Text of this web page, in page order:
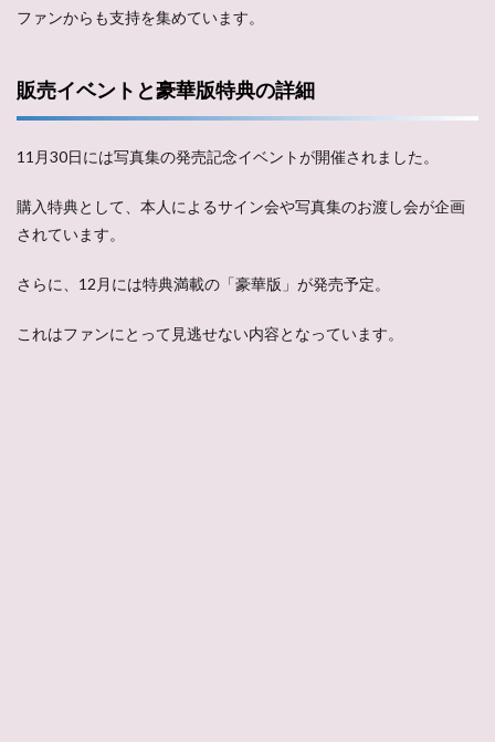
ファンからも支持を集めています。
販売イベントと豪華版特典の詳細
11月30日には写真集の発売記念イベントが開催されました。
購入特典として、本人によるサイン会や写真集のお渡し会が企画
されています。
さらに、12月には特典満載の「豪華版」が発売予定。
これはファンにとって見逃せない内容となっています。